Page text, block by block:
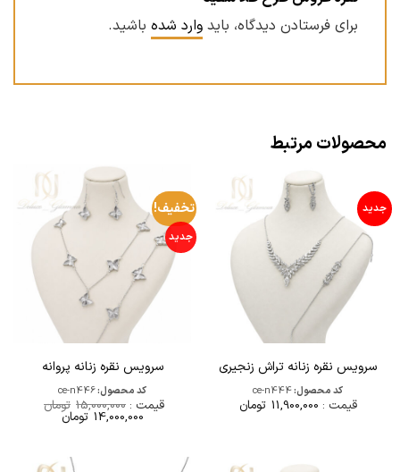
برای فرستادن دیدگاه، باید وارد شده باشید.
محصولات مرتبط
جدید
سرویس نقره زنانه تراش زنجیری
کد محصول:ce-n444
قیمت : 11,900,000 تومان
تخفیف!
جدید
سرویس نقره زنانه پروانه
کد محصول:ce-n446
قیمت : 15,000,000 تومان
قیمت
اصلی
14,000,000 تومانقیمت